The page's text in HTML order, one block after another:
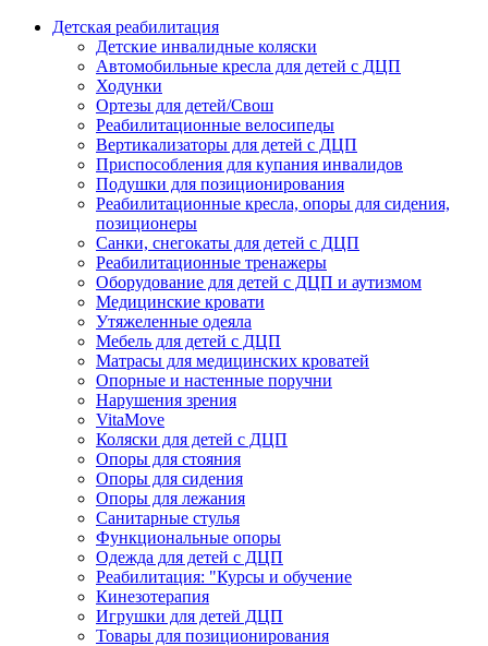
Детская реабилитация
Детские инвалидные коляски
Автомобильные кресла для детей с ДЦП
Ходунки
Ортезы для детей/Свош
Реабилитационные велосипеды
Вертикализаторы для детей с ДЦП
Приспособления для купания инвалидов
Подушки для позиционирования
Реабилитационные кресла, опоры для сидения,
позиционеры
Санки, снегокаты для детей с ДЦП
Реабилитационные тренажеры
Оборудование для детей с ДЦП и аутизмом
Медицинские кровати
Утяжеленные одеяла
Мебель для детей с ДЦП
Матрасы для медицинских кроватей
Опорные и настенные поручни
Нарушения зрения
VitaMove
Коляски для детей с ДЦП
Опоры для стояния
Опоры для сидения
Опоры для лежания
Санитарные стулья
Функциональные опоры
Одежда для детей с ДЦП
Реабилитация: "Курсы и обучение
Кинезотерапия
Игрушки для детей ДЦП
Товары для позиционирования